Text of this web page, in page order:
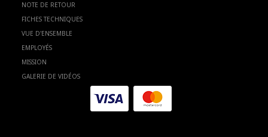
NOTE DE RETOUR
FICHES TECHNIQUES
VUE D'ENSEMBLE
EMPLOYÉS
MISSION
GALERIE DE VIDÉOS